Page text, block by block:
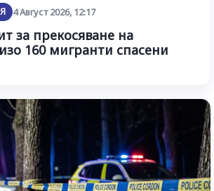
4 Август 2026, 12:17
за прекосяване на
160 мигранти спасени